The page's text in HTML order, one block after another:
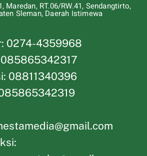
Maredan, RT.06/RW.41, Sendangtirto,
Sleman, Daerah Istimewa
0274-4359968
08811340396